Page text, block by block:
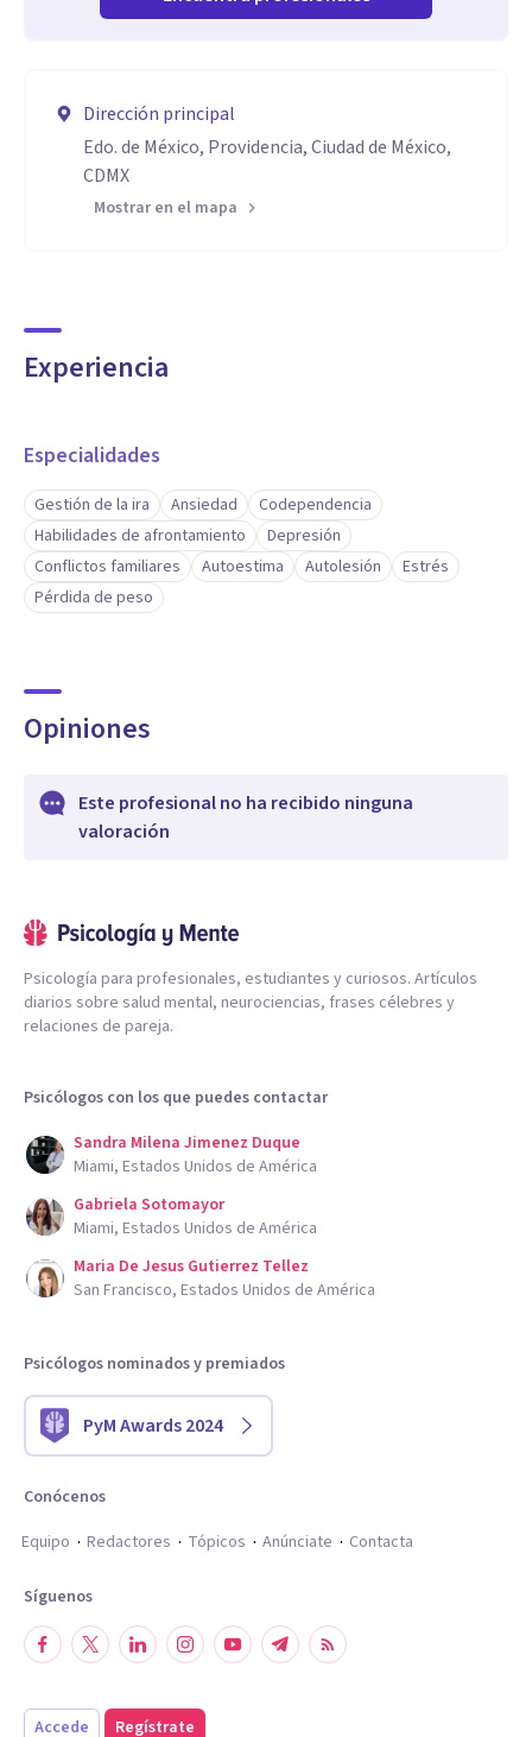
Dirección principal
Edo. de México, Providencia, Ciudad de México,
CDMX
Mostrar en el mapa
Experiencia
Especialidades
Gestión de la ira Ansiedad
Codependencia
Habilidades de afrontamiento
Depresión
Conflictos familiares
Autoestima Autolesión
Estrés
Pérdida de peso
Opiniones
Este profesional no ha recibido ninguna
valoración
Psicología para profesionales, estudiantes y curiosos. Artículos
diarios sobre salud mental, neurociencias, frases célebres y
relaciones de pareja.
Psicólogos con los que puedes contactar
Sandra Milena Jimenez Duque
Miami, Estados Unidos de América
Gabriela Sotomayor
Miami, Estados Unidos de América
Maria De Jesus Gutierrez Tellez
San Francisco, Estados Unidos de América
Psicólogos nominados y premiados
PyM Awards 2024
Conócenos
Equipo
Redactores Tópicos Anúnciate Contacta
Síguenos
Accede Regístrate